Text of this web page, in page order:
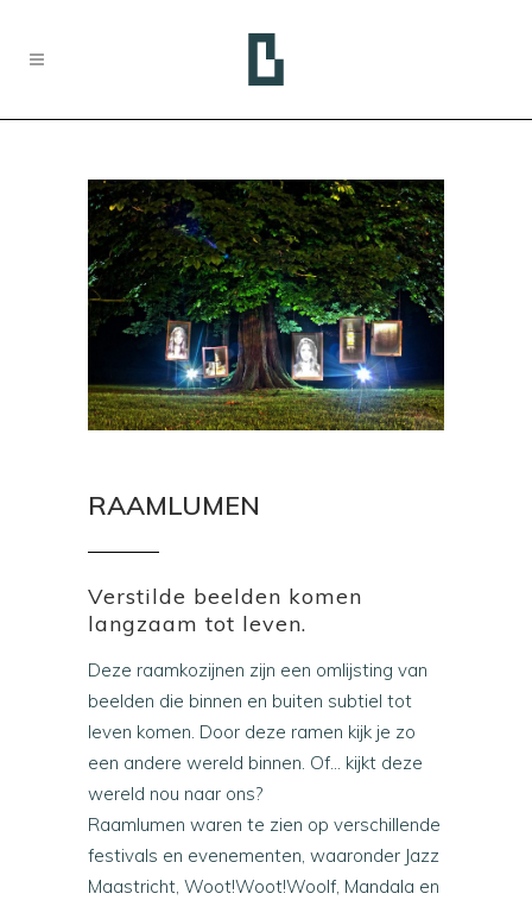
RAAMLUMEN
Verstilde beelden komen
langzaam tot leven.
Deze raamkozijnen zijn een omlijsting van
beelden die binnen en buiten subtiel tot
leven komen. Door deze ramen kijk je zo
een andere wereld binnen. Of… kijkt deze
wereld nou naar ons?
Raamlumen waren te zien op verschillende
festivals en evenementen, waaronder Jazz
Maastricht, Woot!Woot!Woolf, Mandala en